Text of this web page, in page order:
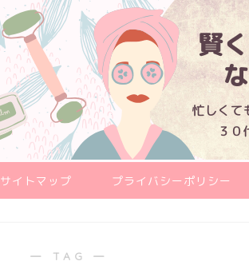
サイトマップ プライバシーポリシー
― TAG ―